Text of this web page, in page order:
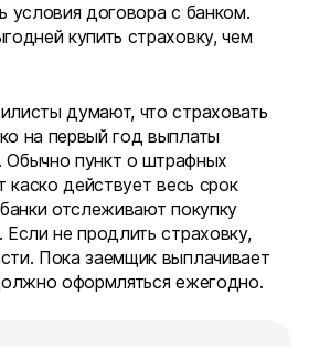
условия договора с банком.
купить страховку, чем
думают, что страховать
на первый год выплаты
Обычно пункт о штрафных
каско действует весь срок
отслеживают покупку
не продлить страховку,
Пока заемщик выплачивает
оформляться ежегодно.